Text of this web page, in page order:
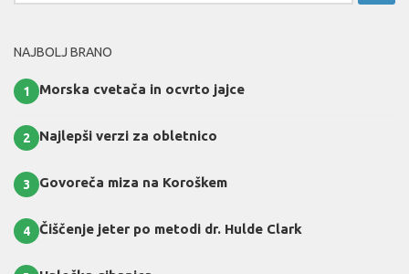
NAJBOLJ BRANO
1 Morska cvetača in ocvrto jajce
2 Najlepši verzi za obletnico
3 Govoreča miza na Koroškem
4 Čiščenje jeter po metodi dr. Hulde Clark